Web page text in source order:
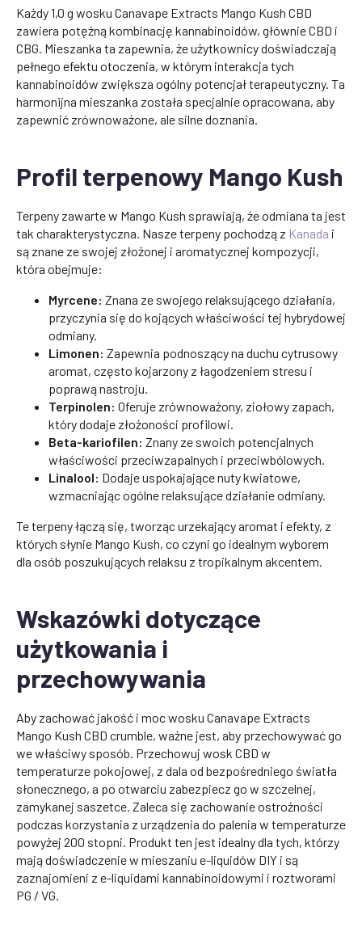
Każdy 1,0 g wosku Canavape Extracts Mango Kush CBD
zawiera potężną kombinację kannabinoidów, głównie CBD i
CBG. Mieszanka ta zapewnia, że użytkownicy doświadczają
pełnego efektu otoczenia, w którym interakcja tych
kannabinoidów zwiększa ogólny potencjał terapeutyczny. Ta
harmonijna mieszanka została specjalnie opracowana, aby
zapewnić zrównoważone, ale silne doznania.
Profil terpenowy Mango Kush
Terpeny zawarte w Mango Kush sprawiają, że odmiana ta jest
tak charakterystyczna. Nasze terpeny pochodzą z Kanada i
są znane ze swojej złożonej i aromatycznej kompozycji,
która obejmuje:
Myrcene: Znana ze swojego relaksującego działania,
przyczynia się do kojących właściwości tej hybrydowej
odmiany.
Limonen: Zapewnia podnoszący na duchu cytrusowy
aromat, często kojarzony z łagodzeniem stresu i
poprawą nastroju.
Terpinolen: Oferuje zrównoważony, ziołowy zapach,
który dodaje złożoności profilowi.
Beta-kariofilen: Znany ze swoich potencjalnych
właściwości przeciwzapalnych i przeciwbólowych.
Linalool: Dodaje uspokajające nuty kwiatowe,
wzmacniając ogólne relaksujące działanie odmiany.
Te terpeny łączą się, tworząc urzekający aromat i efekty, z
których słynie Mango Kush, co czyni go idealnym wyborem
dla osób poszukujących relaksu z tropikalnym akcentem.
Wskazówki dotyczące
użytkowania i
przechowywania
Aby zachować jakość i moc wosku Canavape Extracts
Mango Kush CBD crumble, ważne jest, aby przechowywać go
we właściwy sposób. Przechowuj wosk CBD w
temperaturze pokojowej, z dala od bezpośredniego światła
słonecznego, a po otwarciu zabezpiecz go w szczelnej,
zamykanej saszetce. Zaleca się zachowanie ostrożności
podczas korzystania z urządzenia do palenia w temperaturze
powyżej 200 stopni. Produkt ten jest idealny dla tych, którzy
mają doświadczenie w mieszaniu e-liquidów DIY i są
zaznajomieni z e-liquidami kannabinoidowymi i roztworami
PG / VG.